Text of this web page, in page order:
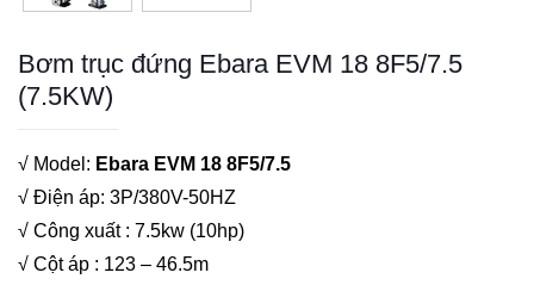
Bơm trục đứng Ebara EVM 18 8F5/7.5
(7.5KW)
√ Model: Ebara EVM 18 8F5/7.5
√ Điện áp: 3P/380V-50HZ
√ Công xuất : 7.5kw (10hp)
√ Cột áp : 123 – 46.5m